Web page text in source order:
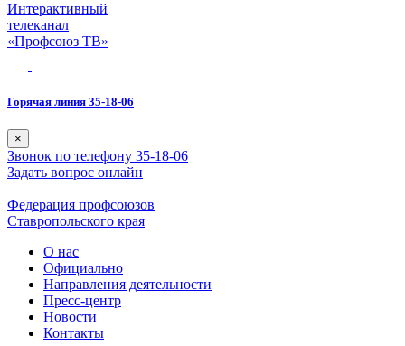
Интерактивный
телеканал
«Профсоюз ТВ»
Горячая линия 35-18-06
×
Звонок по телефону 35-18-06
Задать вопрос онлайн
Федерация профсоюзов
Ставропольского края
О нас
Официально
Направления деятельности
Пресс-центр
Новости
Контакты